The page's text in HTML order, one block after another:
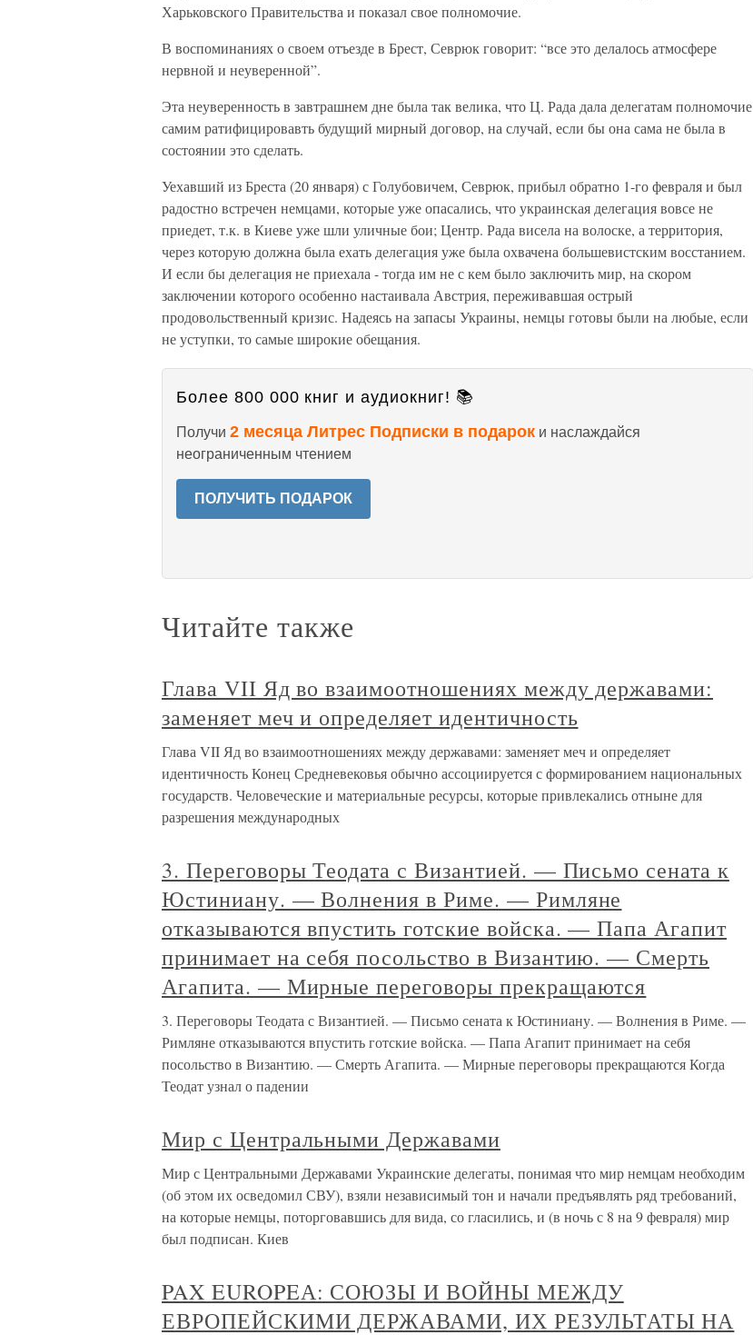
Харьковского Правительства и показал свое полномочие.
В воспоминаниях о своем отъезде в Брест, Севрюк говорит: “все это делалось атмосфере
нервной и неуверенной”.
Эта неуверенность в завтрашнем дне была так велика, что Ц. Рада дала делегатам полномочие
самим ратифицировавть будущий мирный договор, на случай, если бы она сама не была в
состоянии это сделать.
Уехавший из Бреста (20 января) с Голубовичем, Севрюк, прибыл обратно 1-го февраля и был
радостно встречен немцами, которые уже опасались, что украинская делегация вовсе не
приедет, т.к. в Киеве уже шли уличные бои; Центр. Рада висела на волоске, а территория,
через которую должна была ехать делегация уже была охвачена большевистским восстанием.
И если бы делегация не приехала - тогда им не с кем было заключить мир, на скором
заключении которого особенно настаивала Австрия, переживавшая острый
продовольственный кризис. Надеясь на запасы Украины, немцы готовы были на любые, если
не уступки, то самые широкие обещания.
Более 800 000 книг и аудиокниг! 📚
Получи 2 месяца Литрес Подписки в подарок и наслаждайся
неограниченным чтением
ПОЛУЧИТЬ ПОДАРОК
Читайте также
Глава VII Яд во взаимоотношениях между державами:
заменяет меч и определяет идентичность
Глава VII Яд во взаимоотношениях между державами: заменяет меч и определяет
идентичность Конец Средневековья обычно ассоциируется с формированием национальных
государств. Человеческие и материальные ресурсы, которые привлекались отныне для
разрешения международных
3. Переговоры Теодата с Византией. — Письмо сената к
Юстиниану. — Волнения в Риме. — Римляне
отказываются впустить готские войска. — Папа Агапит
принимает на себя посольство в Византию. — Смерть
Агапита. — Мирные переговоры прекращаются
3. Переговоры Теодата с Византией. — Письмо сената к Юстиниану. — Волнения в Риме. —
Римляне отказываются впустить готские войска. — Папа Агапит принимает на себя
посольство в Византию. — Смерть Агапита. — Мирные переговоры прекращаются Когда
Теодат узнал о падении
Мир с Центральными Державами
Мир с Центральными Державами Украинские делегаты, понимая что мир немцам необходим
(об этом их осведомил СВУ), взяли независимый тон и начали предъявлять ряд требований,
на которые немцы, поторговавшись для вида, со гласились, и (в ночь с 8 на 9 февраля) мир
был подписан. Киев
PAX EUROPEА: СОЮЗЫ И ВОЙНЫ МЕЖДУ
ЕВРОПЕЙСКИМИ ДЕРЖАВАМИ, ИХ РЕЗУЛЬТАТЫ НА